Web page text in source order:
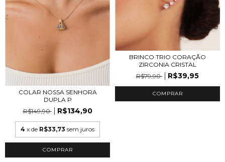
COLAR NOSSA SENHORA
DUPLA P
R$149,90
R$134,90
4 x de R$33,73 sem juros
BRINCO TRIO CORAÇÃO
ZIRCONIA CRISTAL
R$79,90
R$39,95
COMPRAR